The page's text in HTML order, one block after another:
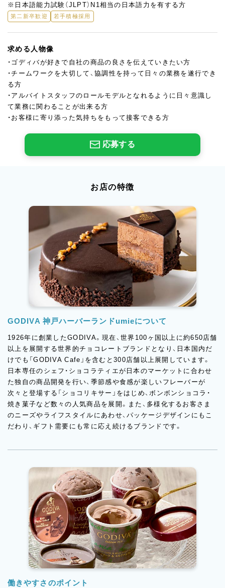
※日本語能力試験（JLPT）N1相当の日本語力を有する方
第二新卒歓迎 若手積極採用
求める人物像
・ゴディバが好きで自社の商品の良さを伝えていきたい方
・チームワークを大切して、協調性を持って日々の業務を遂行でき
る方
・アルバイトスタッフのロールモデルとなれるように日々意識し
て業務に関わることが出来る方
・お客様に寄り添った気持ちをもって接客できる方
応募する
お店の特徴
GODIVA 神戸ハーバーランドumieについて
1926年に創業したGODIVA。現在、世界100ヶ国以上に約650店舗
以上を展開する世界的チョコレートブランドとなり、日本国内だ
けでも「GODIVA Cafe」を含むと300店舗以上展開しています。
日本専任のシェフ・ショコラティエが日本のマーケットに合わせ
た独自の商品開発を行い、季節感や食感が楽しいフレーバーが
次々と登場する「ショコリキサー」をはじめ、ボンボンショコラ・
焼き菓子など数々の人気商品を展開。また、多様化するお客さま
のニーズやライフスタイルにあわせ、パッケージデザインにもこ
だわり、ギフト需要にも常に応え続けるブランドです。
働きやすさのポイント